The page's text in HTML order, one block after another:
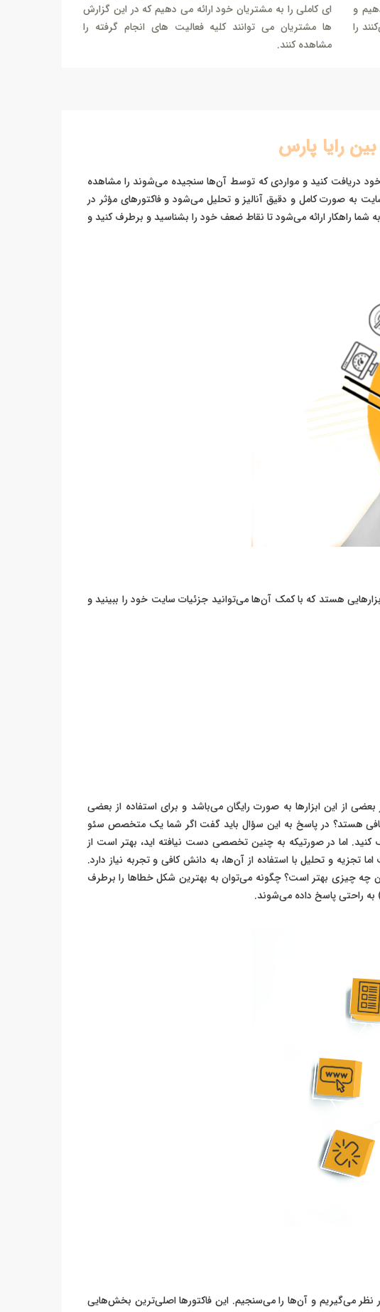
و
را
ای کاملی را به مشتریان خود ارائه می دهیم که در این گزارش
ها مشتریان می توانند کلیه فعالیت های انجام گرفته را
مشاهده کنند.
رایا پارس
خود دریافت کنید و مواردی که توسط آن‌ها سنجیده می‌شوند را مشاهده
به صورت کامل و دقیق آنالیز و تحلیل می‌شود و فاکتورهای مؤثر در
راهکار ارائه می‌شود تا نقاط ضعف خود را بشناسید و برطرف کنید و
هستد که با کمک آن‌ها می‌توانید جزئیات سایت خود را ببینید و
از این ابزارها به صورت رایگان می‌باشد و برای استفاده از بعضی
و کافی هستد؟ در پاسخ به این سؤال باید گفت اگر شما یک متخصص سئو
کنید. اما در صورتیکه به چنین تخصصی دست نیافته اید، بهتر است از
و تحلیل با استفاده از آن‌ها، به دانش کافی و تجربه نیاز دارد.
چه چیزی بهتر است؟ چگونه می‌توان به بهترین شکل خطاها را برطرف
به راحتی پاسخ داده می‌شوند.
نظر می‌گیریم و آن‌ها را می‌سنجیم. این فاکتورها اصلی‌ترین بخش‌هایی